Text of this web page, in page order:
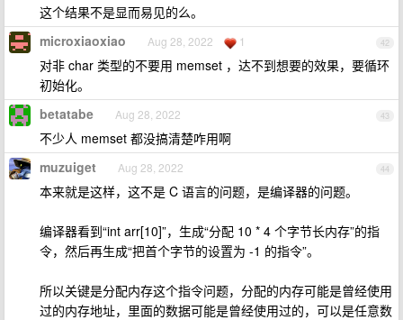
这个结果不是显而易见的么。
42
microxiaoxiao Aug 28, 2022 1
对非 char 类型的不要用 memset ，达不到想要的效果，要循环
初始化。
43
betatabe Aug 28, 2022
不少人 memset 都没搞清楚咋用啊
44
muzuiget Aug 28, 2022
本来就是这样，这不是 C 语言的问题，是编译器的问题。
编译器看到“int arr[10]”，生成“分配 10 * 4 个字节长内存”的指
令，然后再生成“把首个字节的设置为 -1 的指令”。
所以关键是分配内存这个指令问题，分配的内存可能是曾经使用
过的内存地址，里面的数据可能是曾经使用过的，可以是任意数